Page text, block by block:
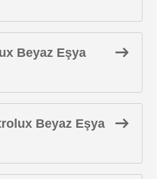
Beyaz Eşya
Beyaz Eşya